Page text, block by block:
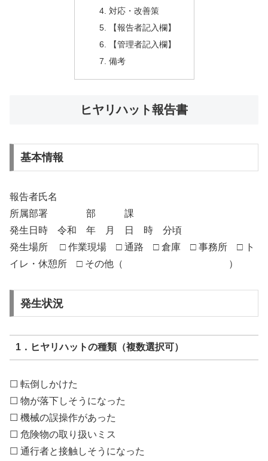
対応・改善策
【報告者記入欄】
【管理者記入欄】
備考
ヒヤリハット報告書
基本情報
報告者氏名
所属部署 部 課
発生日時 令和 年 月 日 時 分頃
発生場所 □ 作業現場 □ 通路 □ 倉庫 □ 事務所 □ ト
イレ・休憩所 □ その他（ ）
発生状況
1．ヒヤリハットの種類（複数選択可）
☐ 転倒しかけた
☐ 物が落下しそうになった
☐ 機械の誤操作があった
☐ 危険物の取り扱いミス
☐ 通行者と接触しそうになった